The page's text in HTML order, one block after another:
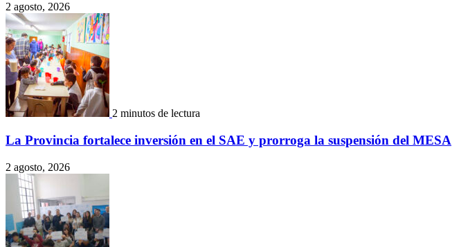
2 agosto, 2026
2 minutos de lectura
La Provincia fortalece inversión en el SAE y prorroga la suspensión del MESA
2 agosto, 2026